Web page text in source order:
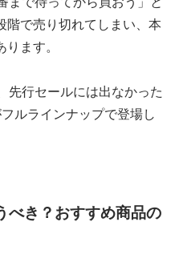
階で売り切れてしまい、本
ます。
先行セールには出なかった
ルラインナップで登場し
べき？おすすめ商品の